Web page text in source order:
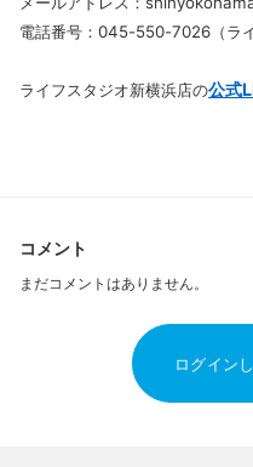
電話番号：045-550-7026（ラ
ライフスタジオ新横浜店の公式
コメント
まだコメントはありません。
ログイン